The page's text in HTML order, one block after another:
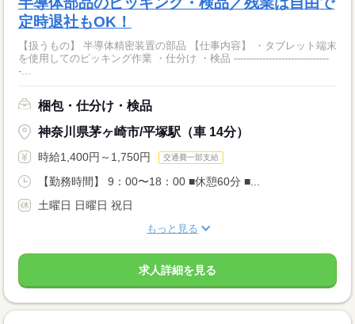
定時退社もOK！
【扱うもの】 半導体精密装置の部品 【仕事内容】 ・タブレット端末
を使用してのピッキング作業 ・仕分け ・検品 ------------------------------
-...
梱包・仕分け・検品
神奈川県茅ヶ崎市/平塚駅（車 14分）
時給1,400円～1,750円 交通費一部支給
【勤務時間】 9：00〜18：00 ■休憩60分 ■...
土曜日 日曜日 祝日
もっと見る
求人詳細を見る